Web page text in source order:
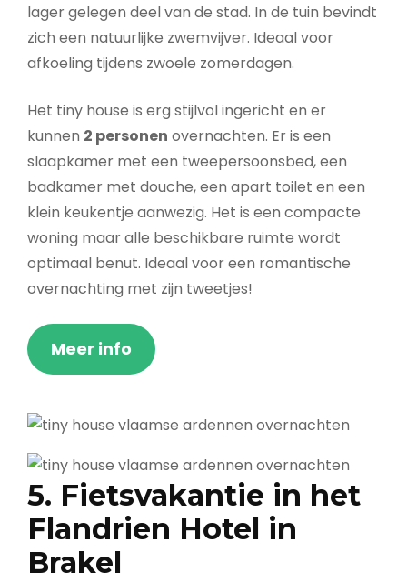
lager gelegen deel van de stad. In de tuin bevindt
zich een natuurlijke zwemvijver. Ideaal voor
afkoeling tijdens zwoele zomerdagen.
Het tiny house is erg stijlvol ingericht en er
kunnen 2 personen overnachten. Er is een
slaapkamer met een tweepersoonsbed, een
badkamer met douche, een apart toilet en een
klein keukentje aanwezig. Het is een compacte
woning maar alle beschikbare ruimte wordt
optimaal benut. Ideaal voor een romantische
overnachting met zijn tweetjes!
Meer info
5. Fietsvakantie in het
Flandrien Hotel in
Brakel